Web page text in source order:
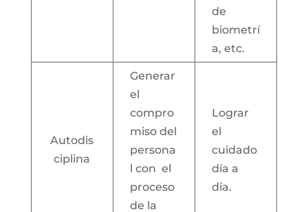
de
biometrí
a, etc.
Autodis
ciplina
Generar
el
compro
miso del
persona
l con el
proceso
de la
Lograr
el
cuidado
día a
día.